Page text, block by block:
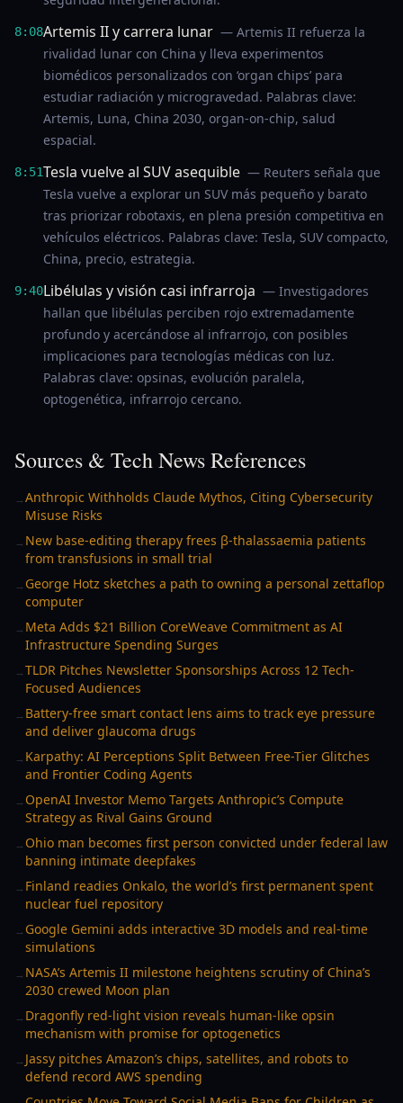
8:08Artemis II y carrera lunar — Artemis II refuerza la
rivalidad lunar con China y lleva experimentos
biomédicos personalizados con ‘organ chips’ para
estudiar radiación y microgravedad. Palabras clave:
Artemis, Luna, China 2030, organ-on-chip, salud
espacial.
8:51Tesla vuelve al SUV asequible — Reuters señala que
Tesla vuelve a explorar un SUV más pequeño y barato
tras priorizar robotaxis, en plena presión competitiva en
vehículos eléctricos. Palabras clave: Tesla, SUV compacto,
China, precio, estrategia.
9:40Libélulas y visión casi infrarroja — Investigadores
hallan que libélulas perciben rojo extremadamente
profundo y acercándose al infrarrojo, con posibles
implicaciones para tecnologías médicas con luz.
Palabras clave: opsinas, evolución paralela,
optogenética, infrarrojo cercano.
Sources & Tech News References
→Anthropic Withholds Claude Mythos, Citing Cybersecurity
Misuse Risks
→ New base-editing therapy frees β-thalassaemia patients
from transfusions in small trial
→ George Hotz sketches a path to owning a personal zettaflop
computer
→ Meta Adds $21 Billion CoreWeave Commitment as AI
Infrastructure Spending Surges
→TLDR Pitches Newsletter Sponsorships Across 12 Tech-
Focused Audiences
→ Battery-free smart contact lens aims to track eye pressure
and deliver glaucoma drugs
→ Karpathy: AI Perceptions Split Between Free-Tier Glitches
and Frontier Coding Agents
→ OpenAI Investor Memo Targets Anthropic’s Compute
Strategy as Rival Gains Ground
→ Ohio man becomes first person convicted under federal law
banning intimate deepfakes
→ Finland readies Onkalo, the world’s first permanent spent
nuclear fuel repository
→ Google Gemini adds interactive 3D models and real-time
simulations
→ NASA’s Artemis II milestone heightens scrutiny of China’s
2030 crewed Moon plan
→ Dragonfly red-light vision reveals human-like opsin
mechanism with promise for optogenetics
→ Jassy pitches Amazon’s chips, satellites, and robots to
defend record AWS spending